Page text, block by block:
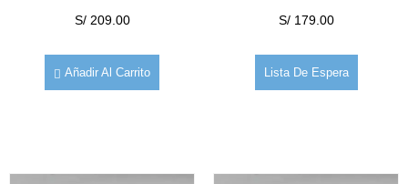
S/209.00
Añadir Al Carrito
S/179.00
Lista De Espera